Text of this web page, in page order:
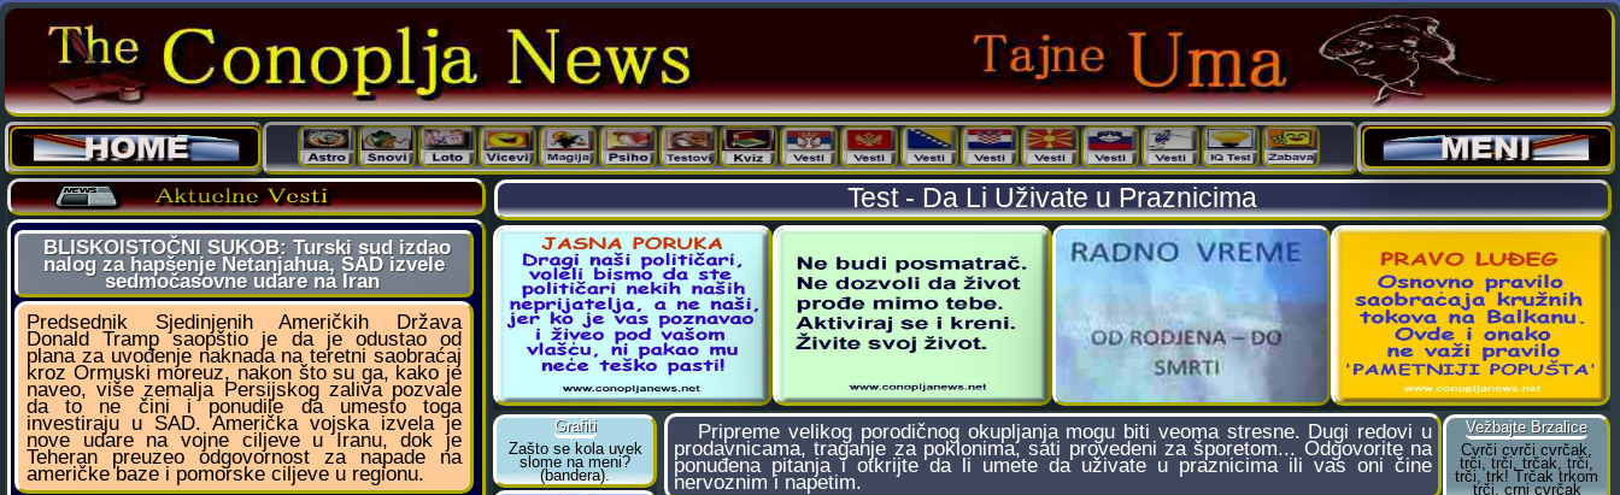
Test - Da Li Uživate u Praznicima
Pripreme velikog porodičnog okupljanja mogu biti veoma stresne. Dugi redovi u
prodavnicama, traganje za poklonima, sati provedeni za šporetom... Odgovorite na
ponuđena pitanja i otkrijte da li umete da uživate u praznicima ili vas oni čine
nervoznim i napetim.